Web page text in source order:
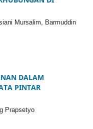
Mursalim, Barmuddin
DALAM
PINTAR
Prapsetyo